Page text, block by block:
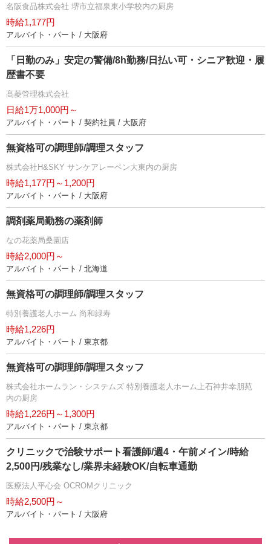
名阪食品株式会社 堺市立福泉東小学校内の厨房
時給1,177円
アルバイト・パート / 大阪府
「日勤のみ」安定の警備/8h勤務/日払い可・シニア歓迎・履
歴書不要
髙菱管理株式会社
日給1万1,000円～
アルバイト・パート / 契約社員 / 大阪府
無資格可の調理師/調理スタッフ
株式会社H&SKY サンケアレーベン大東内の厨房
時給1,177円～1,200円
アルバイト・パート / 大阪府
調剤薬局勤務の薬剤師
なの花薬局桑園店
時給2,000円～
アルバイト・パート / 北海道
無資格可の調理師/調理スタッフ
特別養護老人ホーム 尚和緑寿
時給1,226円
アルバイト・パート / 東京都
無資格可の調理師/調理スタッフ
株式会社ホームラン・システムズ 特別養護老人ホーム上石神井幸朋苑
内の厨房
時給1,226円～1,300円
アルバイト・パート / 東京都
クリニックで治験サポート看護師/週4・午前メイン/時給
2,500円/残業なし/業界未経験OK/自転車通勤
医療法人平心会 OCROMクリニック
時給2,500円～
アルバイト・パート / 大阪府